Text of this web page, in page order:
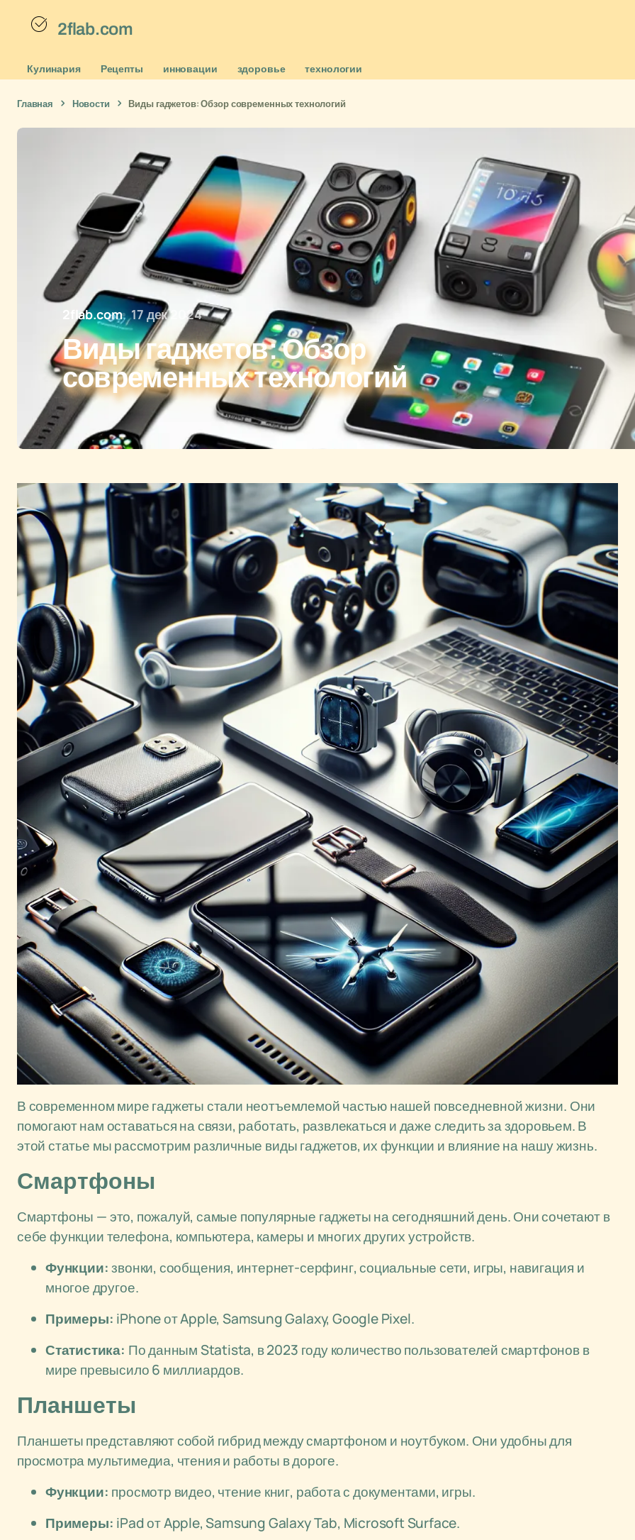
2flab.com
Кулинария Рецепты инновации здоровье технологии
Главная Новости Виды гаджетов: Обзор современных технологий
2flab.com 17 дек 2024
Виды гаджетов: Обзор
современных технологий
В современном мире гаджеты стали неотъемлемой частью нашей повседневной жизни. Они
помогают нам оставаться на связи, работать, развлекаться и даже следить за здоровьем. В
этой статье мы рассмотрим различные виды гаджетов, их функции и влияние на нашу жизнь.
Смартфоны
Смартфоны — это, пожалуй, самые популярные гаджеты на сегодняшний день. Они сочетают в
себе функции телефона, компьютера, камеры и многих других устройств.
Функции:звонки, сообщения, интернет-серфинг, социальные сети, игры, навигация и
многое другое.
Примеры: iPhone от Apple, Samsung Galaxy, Google Pixel.
Статистика: По данным Statista, в 2023 году количество пользователей смартфонов в
мире превысило 6 миллиардов.
Планшеты
Планшеты представляют собой гибрид между смартфоном и ноутбуком. Они удобны для
просмотра мультимедиа, чтения и работы в дороге.
Функции: просмотр видео, чтение книг, работа с документами, игры.
Примеры: iPad от Apple, Samsung Galaxy Tab, Microsoft Surface.